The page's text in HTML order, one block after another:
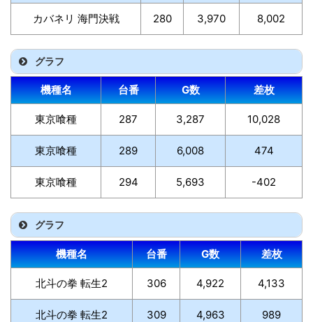
カバネリ 海門決戦 280 3,970 8,002
グラフ
機種名 台番 G数 差枚
東京喰種 287 3,287 10,028
東京喰種 289 6,008 474
東京喰種 294 5,693 -402
グラフ
機種名 台番 G数 差枚
北斗の拳 転生2 306 4,922 4,133
北斗の拳 転生2 309 4,963 989